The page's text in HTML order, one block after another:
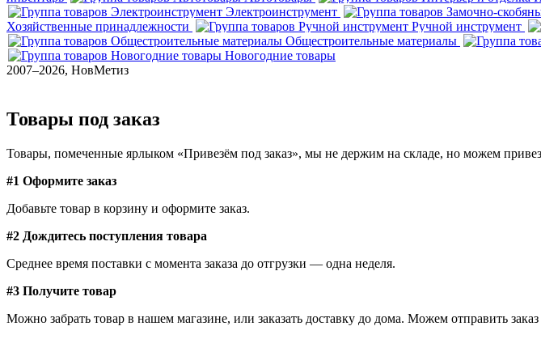
Электроинструмент
Хозяйственные принадлежности
Ручной инструмент
Общестроительные материалы
Новогодние товары
2007–2026, НовМетиз
Товары под заказ
Товары, помеченные ярлыком «Привезём под заказ», мы не держим на складе, но можем
#1 Оформите заказ
Добавьте товар в корзину и оформите заказ.
#2 Дождитесь поступления товара
Среднее время поставки с момента заказа до отгрузки — одна неделя.
#3 Получите товар
Можно забрать товар в нашем магазине, или заказать доставку до дома. Можем отправить